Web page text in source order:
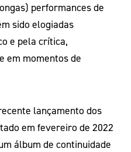
performances de
sido elogiadas
e pela crítica,
em momentos de
lançamento dos
em fevereiro de 2022
álbum de continuidade